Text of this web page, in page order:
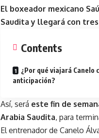
El boxeador mexicano
Saudita y llegará con
Contents
¿Por qué viajará Canelo
anticipación?
Así, será este fin de
Arabia Saudita, para
El entrenador de Canelo